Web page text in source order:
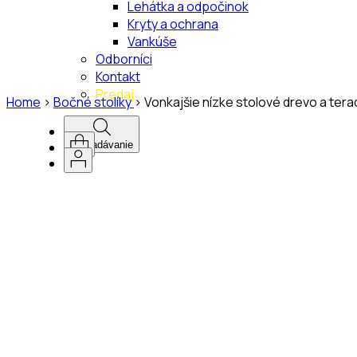
Lehátka a odpočinok
Kryty a ochrana
Vankúše
Odborníci
Kontakt
Predaj
Vyhľadávanie
Home > Bočné stolíky > Vonkajšie nízke stolové drevo a